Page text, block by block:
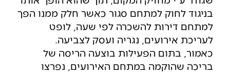
בניגוד לחוק למתחם סגור כאשר חלק ממנו הפך
למתחם דירות להשכרה לפי שעה, לופט
לעריכת אירועים, נגריה ועסק לצביעה.
כאמור, בתום הפעילות בוצעה הריסה של
בריכה שהוקמה במתחם האירועים, נפרצו